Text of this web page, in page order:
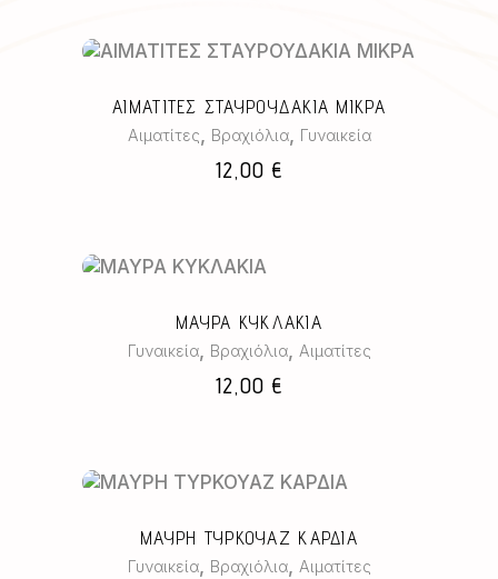
Αυτό
προϊόν
έχει
πολλαπλές
μπορούν
επιλεγούν
στη
σελίδα
του
ΑΙΜΑΤΙΤΕΣ ΣΤΑΥΡΟΥΔΑΚΙΑ ΜΙΚΡΑ
Αιματίτες Βραχιόλια, Γυναικεία
12,00 €
ΜΑΥΡΑ ΚΥΚΛΑΚΙΑ
Γυναικεία, Βραχιόλια, Αιματίτες
12,00 €
ΜΑΥΡΗ ΤΥΡΚΟΥΑΖ ΚΑΡΔΙΑ
Γυναικεία, Βραχιόλια, Αιματίτες